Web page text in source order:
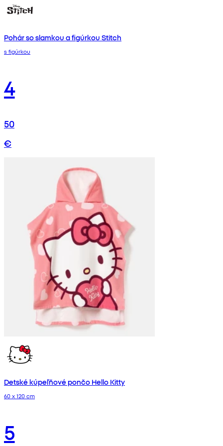
Pohár so slamkou a figúrkou Stitch
s figúrkou
4
50
€
Detské kúpeľňové pončo Hello Kitty
60 x 120 cm
5